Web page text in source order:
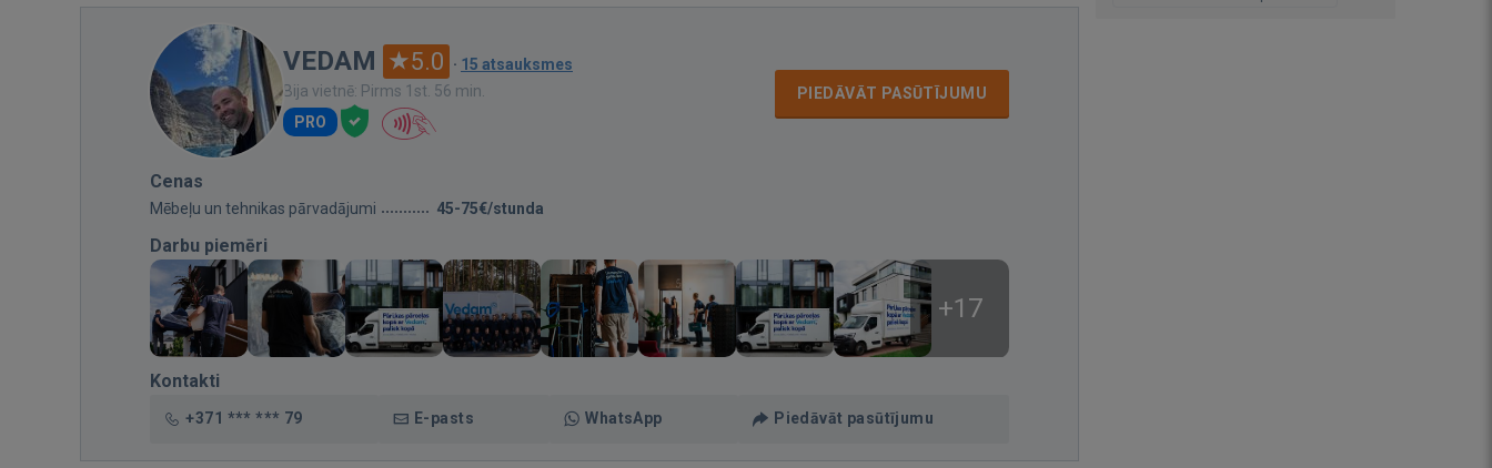
VEDAM 5.0 · 15 atsauksmes
Bija vietnē: Pirms 1st. 56 min.
PRO
PIEDĀVĀT PASŪTĪJUMU
Cenas
Mēbeļu un tehnikas pārvadājumi 45-75€/stunda
Darbu piemēri
+17
Kontakti
+371 *** *** 79 E-pasts WhatsApp Piedāvāt pasūtījumu